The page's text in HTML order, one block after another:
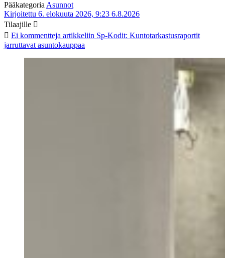
PääkategoriaAsunnot
Kirjoitettu 6. elokuuta 2026, 9:23 6.8.2026
Tilaajille
Ei kommentteja artikkeliin Sp-Kodit: Kuntotarkastusraportit
jarruttavat asuntokauppaa